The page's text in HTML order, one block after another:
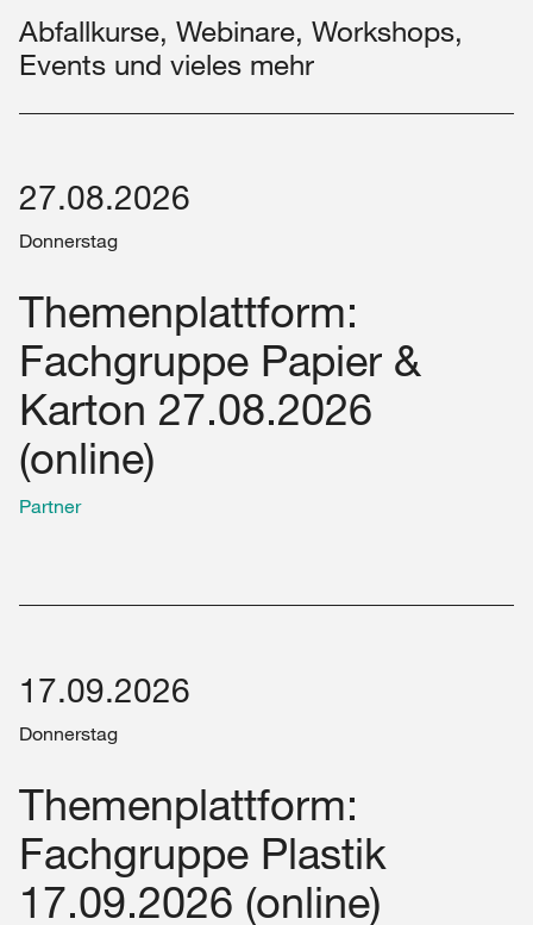
Abfallkurse, Webinare, Workshops,
Events und vieles mehr
27.08.2026
Donnerstag
Themenplattform:
Fachgruppe Papier &
Karton 27.08.2026
(online)
Partner
17.09.2026
Donnerstag
Themenplattform:
Fachgruppe Plastik
17.09.2026 (online)